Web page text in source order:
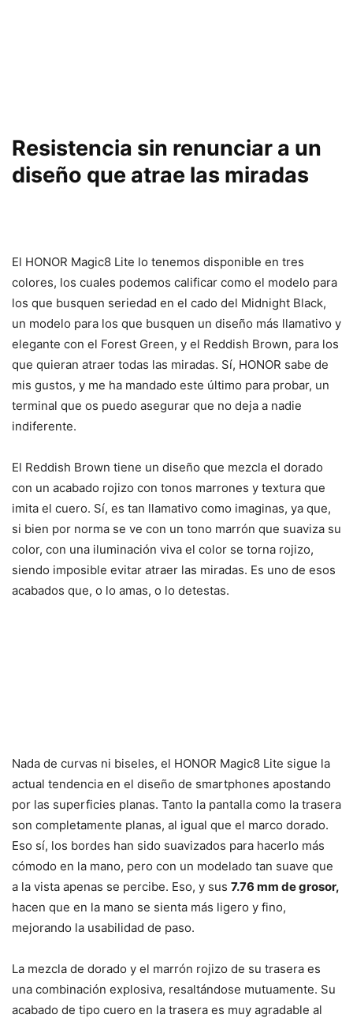
Resistencia sin renunciar a un
diseño que atrae las miradas
El HONOR Magic8 Lite lo tenemos disponible en tres
colores, los cuales podemos calificar como el modelo para
los que busquen seriedad en el cado del Midnight Black,
un modelo para los que busquen un diseño más llamativo y
elegante con el Forest Green, y el Reddish Brown, para los
que quieran atraer todas las miradas. Sí, HONOR sabe de
mis gustos, y me ha mandado este último para probar, un
terminal que os puedo asegurar que no deja a nadie
indiferente.
El Reddish Brown tiene un diseño que mezcla el dorado
con un acabado rojizo con tonos marrones y textura que
imita el cuero. Sí, es tan llamativo como imaginas, ya que,
si bien por norma se ve con un tono marrón que suaviza su
color, con una iluminación viva el color se torna rojizo,
siendo imposible evitar atraer las miradas. Es uno de esos
acabados que, o lo amas, o lo detestas.
Nada de curvas ni biseles, el HONOR Magic8 Lite sigue la
actual tendencia en el diseño de smartphones apostando
por las superficies planas. Tanto la pantalla como la trasera
son completamente planas, al igual que el marco dorado.
Eso sí, los bordes han sido suavizados para hacerlo más
cómodo en la mano, pero con un modelado tan suave que
a la vista apenas se percibe. Eso, y sus 7.76 mm de grosor,
hacen que en la mano se sienta más ligero y fino,
mejorando la usabilidad de paso.
La mezcla de dorado y el marrón rojizo de su trasera es
una combinación explosiva, resaltándose mutuamente. Su
acabado de tipo cuero en la trasera es muy agradable al